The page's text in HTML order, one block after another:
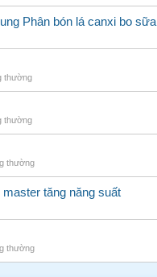
Phân bón lá canxi bo sữa
thường
thường
thường
tăng năng suất
thường